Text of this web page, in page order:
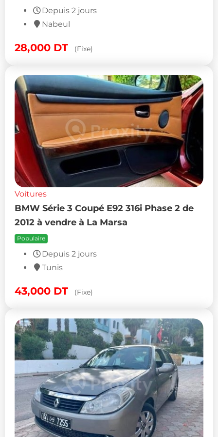
Depuis 2 jours
Nabeul
28,000 DT (Fixe)
Voitures
BMW Série 3 Coupé E92 316i Phase 2 de
2012 à vendre à La Marsa
Populaire
Depuis 2 jours
Tunis
43,000 DT (Fixe)